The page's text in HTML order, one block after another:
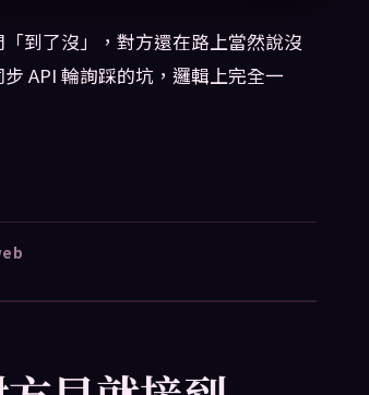
到了沒」，對方還在路上當然說沒
API 輪詢踩的坑，邏輯上完全一